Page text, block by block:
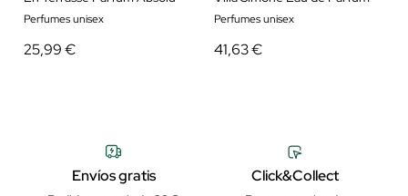
Perfumes unisex
25,99 €
Perfumes unisex
41,63 €
Envíos gratis Click&Collect